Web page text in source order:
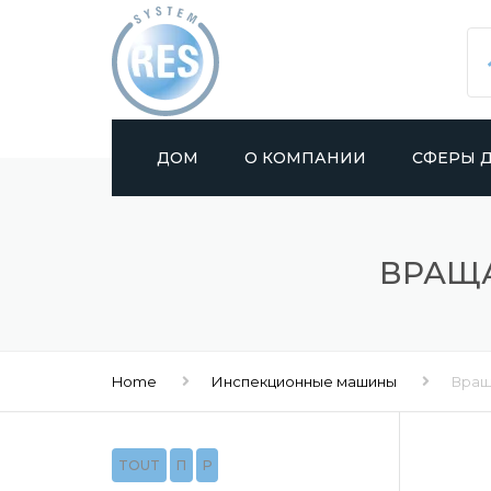
ДОМ О КОМПАНИИ СФЕРЫ
РАЗЛИВ
(ДЕ)
Home Инспекционные машины
TOUT П Р